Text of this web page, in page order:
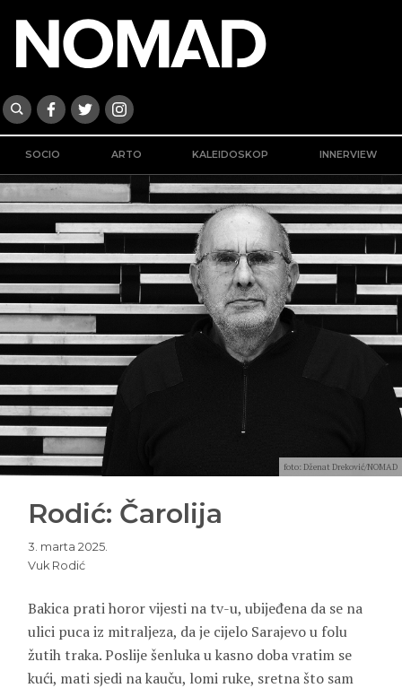
SOCIO ARTO KALEIDOSKOP INNERVIEW
foto: Dženat Dreković/NOMAD
Rodić: Čarolija
3. marta 2025.
Vuk Rodić
Bakica prati horor vijesti na tv-u, ubijeđena da se na
ulici puca iz mitraljeza, da je cijelo Sarajevo u folu
žutih traka. Poslije šenluka u kasno doba vratim se
kući, mati sjedi na kauču, lomi ruke, sretna što sam